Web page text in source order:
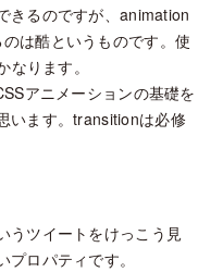
きるのですが、animation
は酷というものです。使
ります。
アニメーションの基礎を
います。transitionは必修
うツイートをけっこう見
ロパティです。